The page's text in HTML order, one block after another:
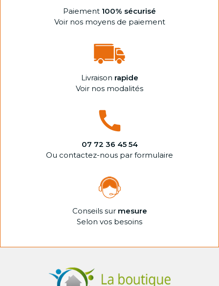
Paiement 100% sécurisé
Voir nos moyens de paiement
Livraison rapide
Voir nos modalités
07 72 36 45 54
Ou contactez-nous par formulaire
Conseils sur mesure
Selon vos besoins